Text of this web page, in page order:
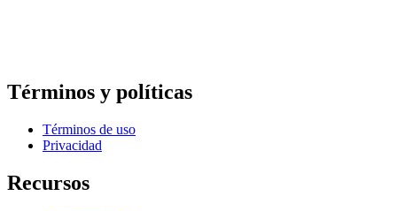
Términos y políticas
Términos de uso
Privacidad
Recursos